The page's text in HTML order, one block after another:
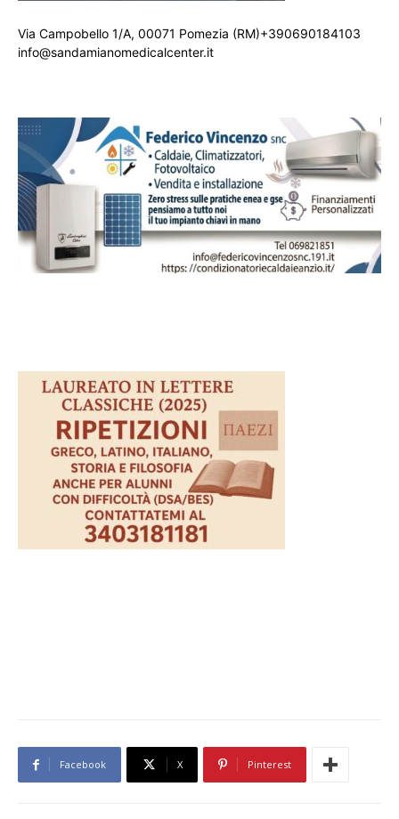
Via Campobello 1/A, 00071 Pomezia (RM)+390690184103
info@sandamianomedicalcenter.it
Facebook X Pinterest